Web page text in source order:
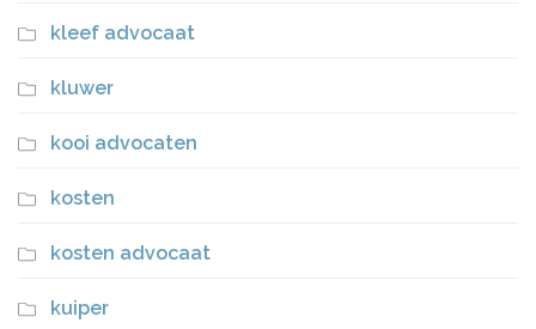
kleef advocaat
kluwer
kooi advocaten
kosten
kosten advocaat
kuiper